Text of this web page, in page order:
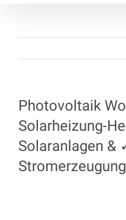
Photovoltaik
Solarheizung-
Solaranlagen &
Stromerzeugung